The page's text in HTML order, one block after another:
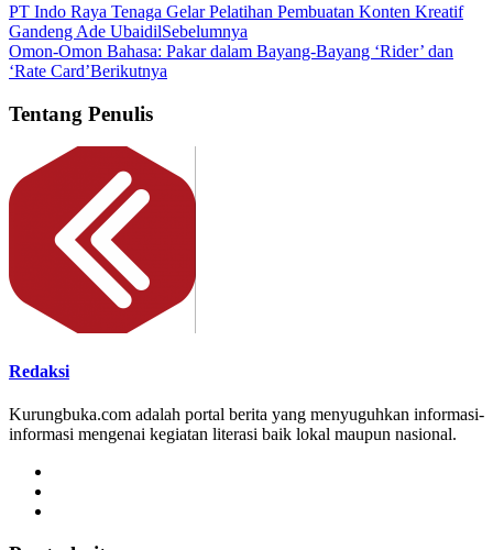
PT Indo Raya Tenaga Gelar Pelatihan Pembuatan Konten Kreatif
Gandeng Ade UbaidilSebelumnya
Omon-Omon Bahasa: Pakar dalam Bayang-Bayang ‘Rider’ dan
‘Rate Card’Berikutnya
Tentang Penulis
Redaksi
Kurungbuka.com adalah portal berita yang menyuguhkan informasi-
informasi mengenai kegiatan literasi baik lokal maupun nasional.